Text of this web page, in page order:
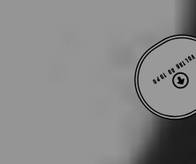
VOLTAR AO TOPO